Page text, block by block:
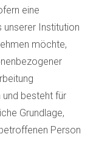
eine
Institution
möchte,
besteht für
Grundlage,
Person